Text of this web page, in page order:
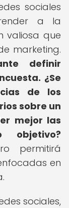
sociales
a la
valiosa que
marketing.
definir
¿Se
de los
sobre un
mejor las
objetivo?
permitirá
en
sociales,